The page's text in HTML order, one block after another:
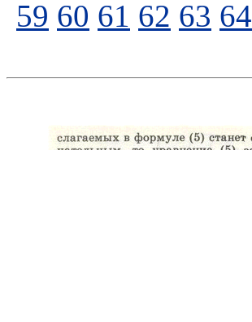
59 60 61 62 63 64